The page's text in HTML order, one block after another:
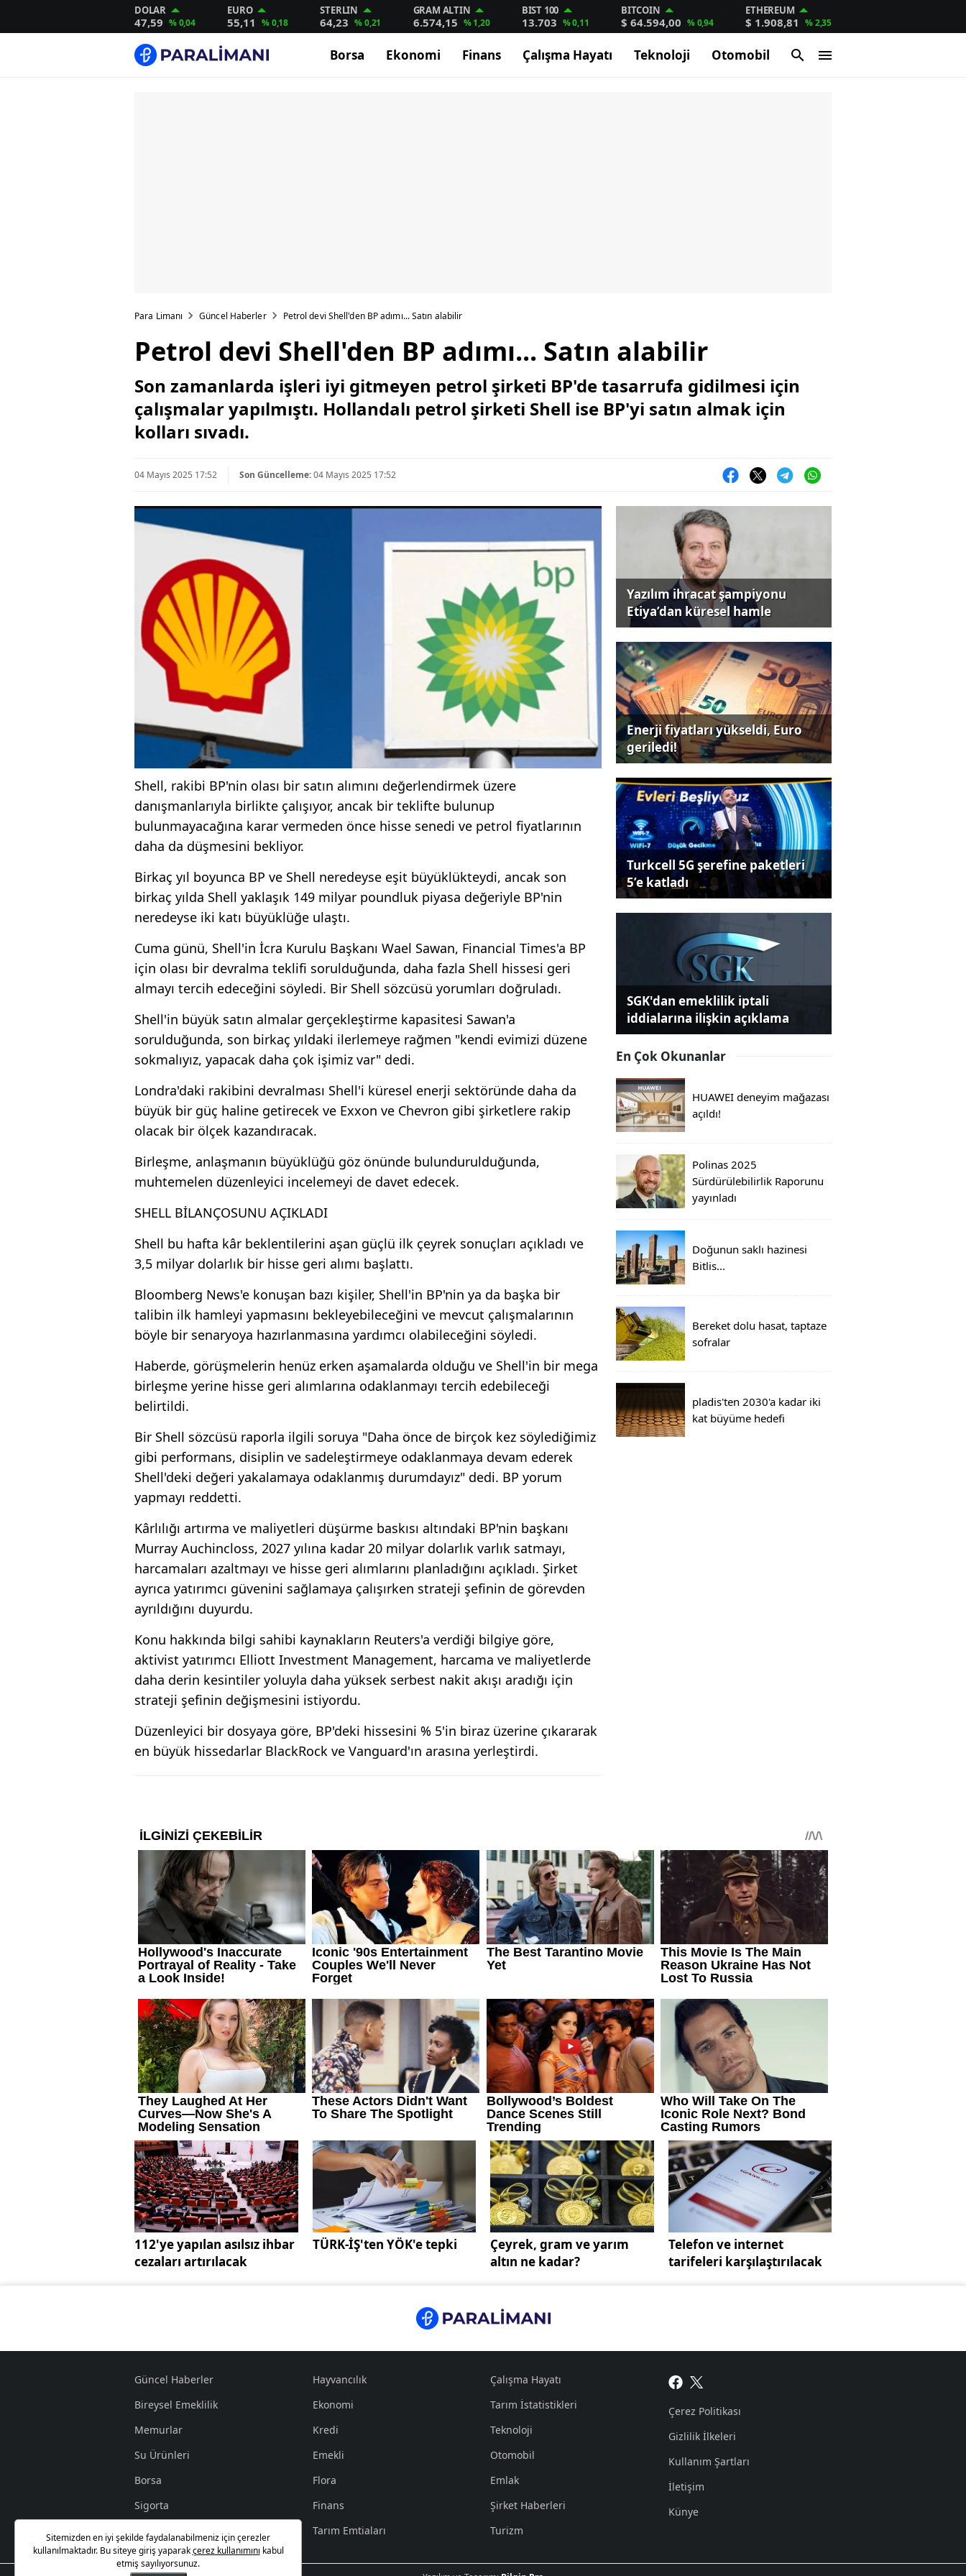
DOLAR
47,59 % 0,04
EURO
55,11 % 0,18
STERLIN
64,23 % 0,21
GRAM ALTIN
6.574,15 % 1,20
BIST 100
13.703 % 0,11
BITCOIN
$ 64.594,00 % 0,94
ETHEREUM
$ 1.908,81 % 2,35
Borsa Ekonomi Finans Çalışma Hayatı Teknoloji Otomobil
Para Limanı Güncel Haberler Petrol devi Shell'den BP adımı... Satın alabilir
Petrol devi Shell'den BP adımı... Satın alabilir
Son zamanlarda işleri iyi gitmeyen petrol şirketi BP'de tasarrufa gidilmesi için
çalışmalar yapılmıştı. Hollandalı petrol şirketi Shell ise BP'yi satın almak için
kolları sıvadı.
04 Mayıs 2025 17:52 Son Güncelleme:04 Mayıs 2025 17:52
Shell, rakibi BP'nin olası bir satın alımını değerlendirmek üzere
danışmanlarıyla birlikte çalışıyor, ancak bir teklifte bulunup
bulunmayacağına karar vermeden önce hisse senedi ve petrol fiyatlarının
daha da düşmesini bekliyor.
Birkaç yıl boyunca BP ve Shell neredeyse eşit büyüklükteydi, ancak son
birkaç yılda Shell yaklaşık 149 milyar poundluk piyasa değeriyle BP'nin
neredeyse iki katı büyüklüğe ulaştı.
Cuma günü, Shell'in İcra Kurulu Başkanı Wael Sawan, Financial Times'a BP
için olası bir devralma teklifi sorulduğunda, daha fazla Shell hissesi geri
almayı tercih edeceğini söyledi. Bir Shell sözcüsü yorumları doğruladı.
Shell'in büyük satın almalar gerçekleştirme kapasitesi Sawan'a
sorulduğunda, son birkaç yıldaki ilerlemeye rağmen "kendi evimizi düzene
sokmalıyız, yapacak daha çok işimiz var" dedi.
Londra'daki rakibini devralması Shell'i küresel enerji sektöründe daha da
büyük bir güç haline getirecek ve Exxon ve Chevron gibi şirketlere rakip
olacak bir ölçek kazandıracak.
Birleşme, anlaşmanın büyüklüğü göz önünde bulundurulduğunda,
muhtemelen düzenleyici incelemeyi de davet edecek.
SHELL BİLANÇOSUNU AÇIKLADI
Shell bu hafta kâr beklentilerini aşan güçlü ilk çeyrek sonuçları açıkladı ve
3,5 milyar dolarlık bir hisse geri alımı başlattı.
Bloomberg News'e konuşan bazı kişiler, Shell'in BP'nin ya da başka bir
talibin ilk hamleyi yapmasını bekleyebileceğini ve mevcut çalışmalarının
böyle bir senaryoya hazırlanmasına yardımcı olabileceğini söyledi.
Haberde, görüşmelerin henüz erken aşamalarda olduğu ve Shell'in bir mega
birleşme yerine hisse geri alımlarına odaklanmayı tercih edebileceği
belirtildi.
Bir Shell sözcüsü raporla ilgili soruya "Daha önce de birçok kez söylediğimiz
gibi performans, disiplin ve sadeleştirmeye odaklanmaya devam ederek
Shell'deki değeri yakalamaya odaklanmış durumdayız" dedi. BP yorum
yapmayı reddetti.
Kârlılığı artırma ve maliyetleri düşürme baskısı altındaki BP'nin başkanı
Murray Auchincloss, 2027 yılına kadar 20 milyar dolarlık varlık satmayı,
harcamaları azaltmayı ve hisse geri alımlarını planladığını açıkladı. Şirket
ayrıca yatırımcı güvenini sağlamaya çalışırken strateji şefinin de görevden
ayrıldığını duyurdu.
Konu hakkında bilgi sahibi kaynakların Reuters'a verdiği bilgiye göre,
aktivist yatırımcı Elliott Investment Management, harcama ve maliyetlerde
daha derin kesintiler yoluyla daha yüksek serbest nakit akışı aradığı için
strateji şefinin değişmesini istiyordu.
Düzenleyici bir dosyaya göre, BP'deki hissesini % 5'in biraz üzerine çıkararak
en büyük hissedarlar BlackRock ve Vanguard'ın arasına yerleştirdi.
Yazılım ihracat şampiyonu
Etiya’dan küresel hamle
Enerji fiyatları yükseldi, Euro
geriledi!
Turkcell 5G şerefine paketleri
5’e katladı
SGK'dan emeklilik iptali
iddialarına ilişkin açıklama
En Çok Okunanlar
HUAWEI deneyim mağazası
açıldı!
Polinas 2025
Sürdürülebilirlik Raporunu
yayınladı
Doğunun saklı hazinesi
Bitlis...
Bereket dolu hasat, taptaze
sofralar
pladis'ten 2030'a kadar iki
kat büyüme hedefi
112'ye yapılan asılsız ihbar
cezaları artırılacak
TÜRK-İŞ'ten YÖK'e tepki
Çeyrek, gram ve yarım
altın ne kadar?
Telefon ve internet
tarifeleri karşılaştırılacak
Güncel Haberler
Bireysel Emeklilik
Memurlar
Su Ürünleri
Borsa
Sigorta
İşçi
Hayvancılık
Ekonomi
Kredi
Emekli
Flora
Finans
Tarım Emtiaları
Çalışma Hayatı
Tarım İstatistikleri
Teknoloji
Otomobil
Emlak
Şirket Haberleri
Turizm
Çerez Politikası
Gizlilik İlkeleri
Kullanım Şartları
İletişim
Künye
Sitemizden en iyi şekilde faydalanabilmeniz için çerezler
kullanılmaktadır. Bu siteye giriş yaparakçerez kullanımını kabul
etmiş sayılıyorsunuz.